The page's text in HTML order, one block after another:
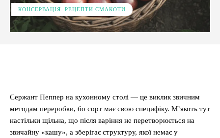
КОНСЕРВАЦІЯ. РЕЦЕПТИ СМАКОТИ
Сержант Пеппер на кухонному столі — це виклик звичним
методам переробки, бо сорт має свою специфіку. М’якоть тут
настільки щільна, що після варіння не перетворюється на
звичайну «кашу», а зберігає структуру, якої немає у